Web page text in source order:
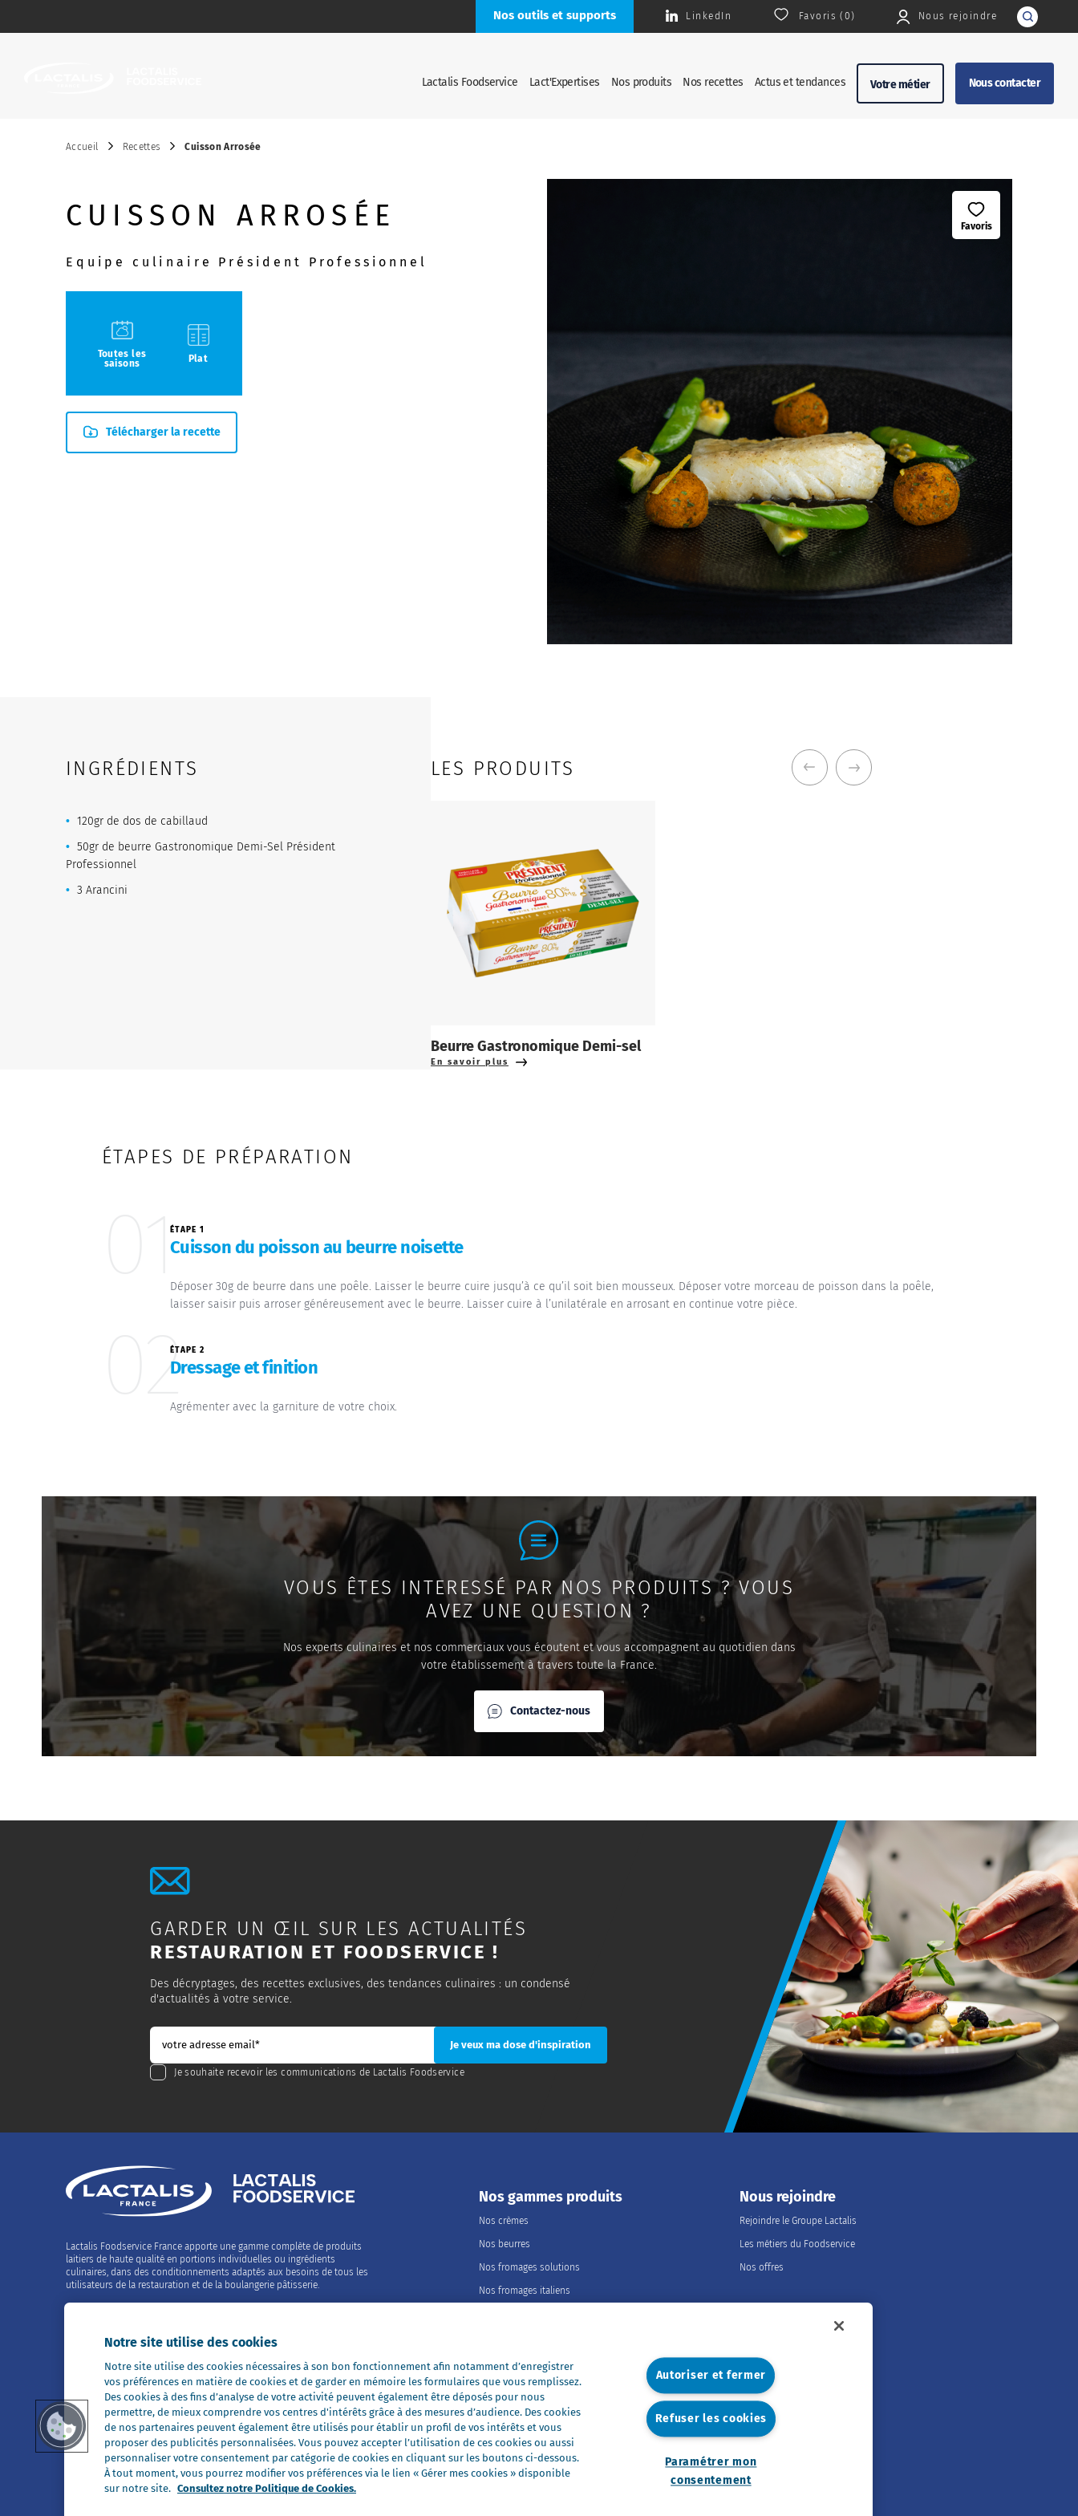
Nos outils et supports LinkedIn Favoris ( 0 ) Nous rejoindre
Lactalis Foodservice Lact'Expertises Nos produits Nos recettes Actus et tendances Votre métier Nous contacter
Accueil Recettes Cuisson Arrosée
CUISSON ARROSÉE
Equipe culinaire Président Professionnel
Toutes les
saisons
Plat
Télécharger la recette
Favoris
INGRÉDIENTS
120gr de dos de cabillaud
50gr de beurre Gastronomique Demi-Sel Président
Professionnel
3 Arancini
LES PRODUITS
Beurre Gastronomique Demi-sel
En savoir plus
ÉTAPES DE PRÉPARATION
01ÉTAPE 1
Cuisson du poisson au beurre noisette
Déposer 30g de beurre dans une poêle. Laisser le beurre cuire jusqu’à ce qu’il soit bien mousseux. Déposer votre morceau de poisson dans la poêle,
laisser saisir puis arroser généreusement avec le beurre. Laisser cuire à l’unilatérale en arrosant en continue votre pièce.
02ÉTAPE 2
Dressage et finition
Agrémenter avec la garniture de votre choix.
VOUS ÊTES INTERESSÉ PAR NOS PRODUITS ? VOUS
AVEZ UNE QUESTION ?
Nos experts culinaires et nos commerciaux vous écoutent et vous accompagnent au quotidien dans
votre établissement à travers toute la France.
Contactez-nous
GARDER UN ŒIL SUR LES ACTUALITÉS
RESTAURATION ET FOODSERVICE !
Des décryptages, des recettes exclusives, des tendances culinaires : un condensé
d'actualités à votre service.
Je souhaite recevoir les communications de Lactalis Foodservice
Lactalis Foodservice France apporte une gamme complète de produits
laitiers de haute qualité en portions individuelles ou ingrédients
culinaires, dans des conditionnements adaptés aux besoins de tous les
utilisateurs de la restauration et de la boulangerie pâtisserie.
02 99 26 63 33
Restons en contact
Tous nos sites
Président Professionnel
Nos gammes produits
Nos crèmes
Nos beurres
Nos fromages solutions
Nos fromages italiens
Nos préparations
Nos ultra-frais
Nos laits
Nos marques
Président Professionnel
Galbani Professionale
Nous rejoindre
Rejoindre le Groupe Lactalis
Les métiers du Foodservice
Nos offres
Notre site utilise des cookies
Notre site utilise des cookies nécessaires à son bon fonctionnement afin notamment d’enregistrer
vos préférences en matière de cookies et de garder en mémoire les formulaires que vous remplissez.
Des cookies à des fins d’analyse de votre activité peuvent également être déposés pour nous
permettre, de mieux comprendre vos centres d'intérêts grâce à des mesures d’audience. Des cookies
de nos partenaires peuvent également être utilisés pour établir un profil de vos intérêts et vous
proposer des publicités personnalisées. Vous pouvez accepter l’utilisation de ces cookies ou aussi
personnaliser votre consentement par catégorie de cookies en cliquant sur les boutons ci-dessous.
À tout moment, vous pourrez modifier vos préférences via le lien « Gérer mes cookies » disponible
sur notre site. Consultez notre Politique de Cookies.
Autoriser et fermer
Refuser les cookies
Paramétrer mon
consentement